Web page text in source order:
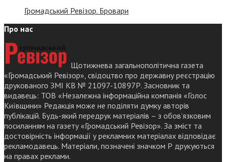
Громадський Ревізор. Бровари
Про нас
Щотижнева загальнополітична газета
«Громадський Ревізор», свідоцтво про державну реєстрацію
друкованого ЗМІ КВ № 21097-10897Р. Засновник та
видавець: ТОВ «Незалежна інформаційна компанія «Голос
Київщини» Редакція може не поділяти думку авторів
публікацій. Будь-який передрук матеріалів – з обов’язковим
посиланням на газету «Громадський Ревізор». За зміст та
достовірність інформації у рекламних матеріалах відповідає
рекламодавець. Матеріали, позначені значком Р друкуються
на правах реклами.